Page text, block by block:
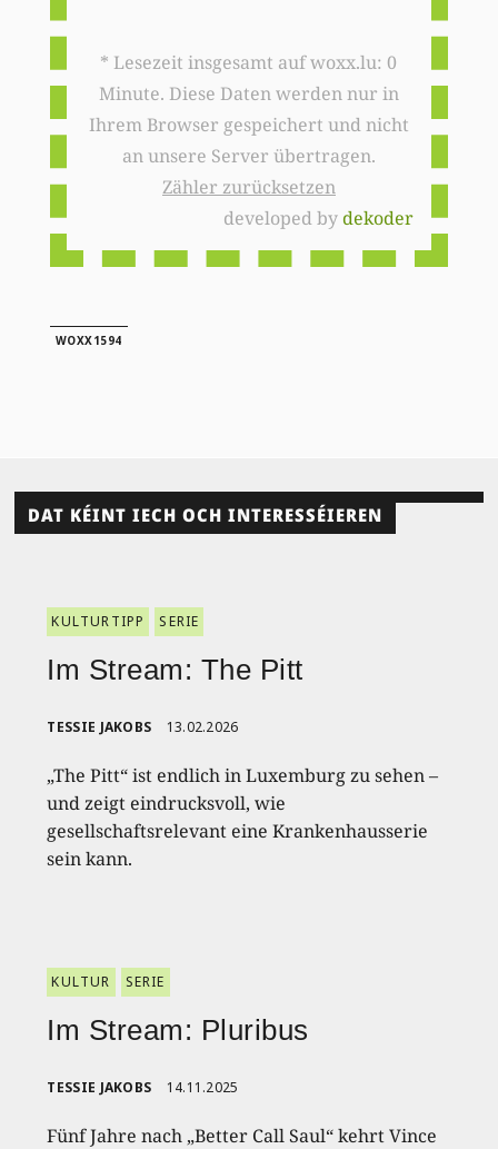
* Lesezeit insgesamt auf woxx.lu: 0
Minute. Diese Daten werden nur in
Ihrem Browser gespeichert und nicht
an unsere Server übertragen.
Zähler zurücksetzen
developed bydekoder
WOXX1594
DAT KÉINT IECH OCH INTERESSÉIEREN
KULTURTIPP SERIE
Im Stream: The Pitt
TESSIE JAKOBS 13.02.2026
„The Pitt“ ist endlich in Luxemburg zu sehen –
und zeigt eindrucksvoll, wie
gesellschaftsrelevant eine Krankenhausserie
sein kann.
KULTUR SERIE
Im Stream: Pluribus
TESSIE JAKOBS 14.11.2025
Fünf Jahre nach „Better Call Saul“ kehrt Vince